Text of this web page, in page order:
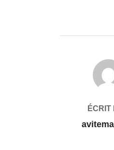
AUTEUR DE LA
ÉCRIT